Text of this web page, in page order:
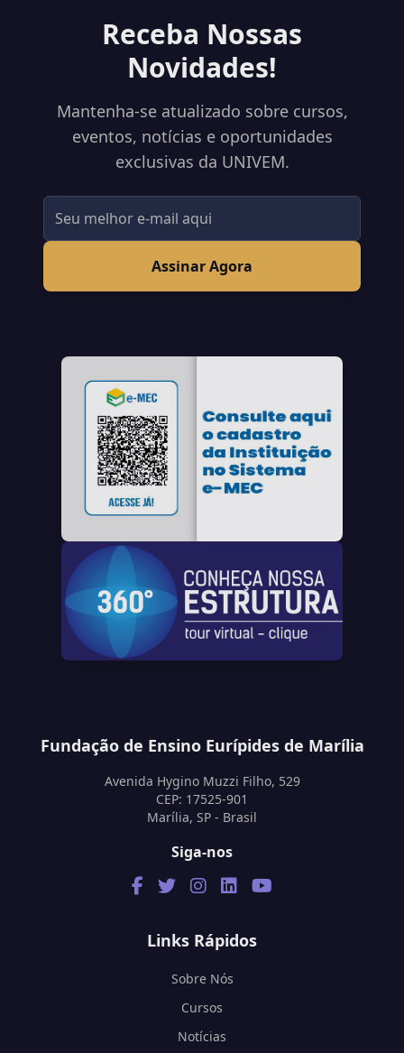
Receba Nossas
Novidades!
Mantenha-se atualizado sobre cursos,
eventos, notícias e oportunidades
exclusivas da UNIVEM.
Assinar Agora
Fundação de Ensino Eurípides de Marília
Avenida Hygino Muzzi Filho, 529
CEP: 17525-901
Marília, SP - Brasil
Siga-nos
Links Rápidos
Sobre Nós
Cursos
Notícias